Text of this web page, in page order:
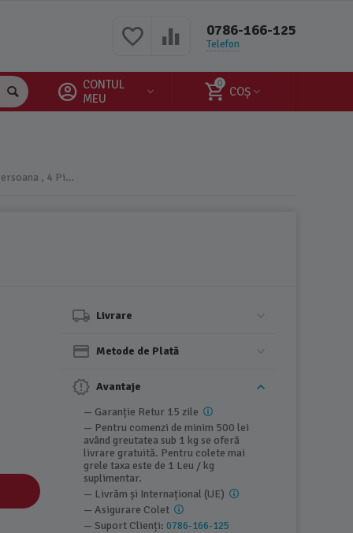
0786-166-125
Telefon
0
COȘ
CONTUL
MEU
Lenjerie de Pat Bumbac Finet, 1 Persoana , 4 Piese- JO389
Livrare
Metode de Plată
Avantaje
— Garanție Retur 15 zile
— Pentru comenzi de minim 500 lei
având greutatea sub 1 kg se oferă
livrare gratuită. Pentru colete mai
grele taxa este de 1 Leu / kg
suplimentar.
— Livrăm și Internațional (UE)
— Asigurare Colet
— Suport Clienți:0786-166-125